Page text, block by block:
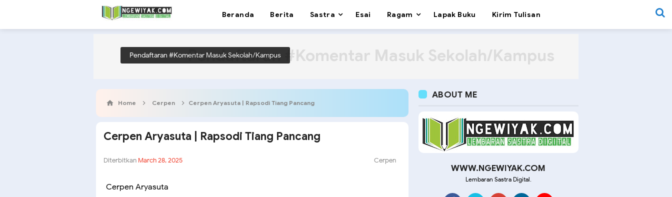
Beranda Berita Sastra Esai Ragam Lapak Buku Kirim Tulisan
Pendaftaran #Komentar Masuk Sekolah/Kampus
Pendaftaran #Komentar Masuk Sekolah/Kampus
Home Cerpen Cerpen Aryasuta | Rapsodi Tiang Pancang
Cerpen Aryasuta | Rapsodi Tiang Pancang
Diterbitkan March 28, 2025 Cerpen
Cerpen Aryasuta
ABOUT ME
WWW.NGEWIYAK.COM
Lembaran Sastra Digital.